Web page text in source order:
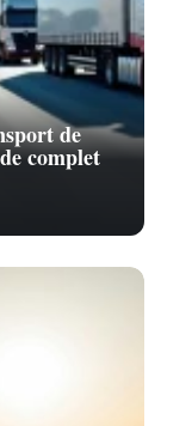
de
complet